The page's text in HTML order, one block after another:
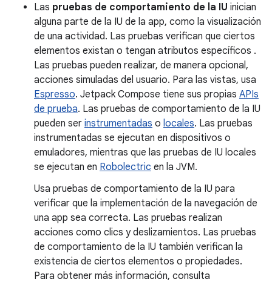
Las pruebas de comportamiento de la IU inician
alguna parte de la IU de la app, como la visualización
de una actividad. Las pruebas verifican que ciertos
elementos existan o tengan atributos específicos .
Las pruebas pueden realizar, de manera opcional,
acciones simuladas del usuario. Para las vistas, usa
Espresso. Jetpack Compose tiene sus propias APIs
de prueba. Las pruebas de comportamiento de la IU
pueden ser instrumentadas o locales. Las pruebas
instrumentadas se ejecutan en dispositivos o
emuladores, mientras que las pruebas de IU locales
se ejecutan en Robolectric en la JVM.
Usa pruebas de comportamiento de la IU para
verificar que la implementación de la navegación de
una app sea correcta. Las pruebas realizan
acciones como clics y deslizamientos. Las pruebas
de comportamiento de la IU también verifican la
existencia de ciertos elementos o propiedades.
Para obtener más información, consulta